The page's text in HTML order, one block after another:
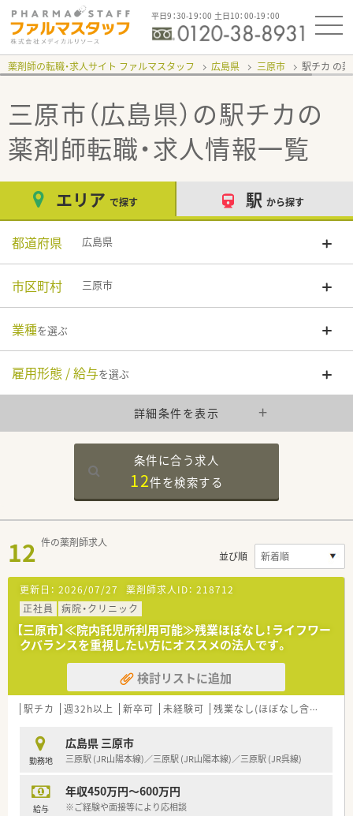
平日9：30-19：00 土日10：00-19：00
薬剤師の転職・求人サイト ファルマスタッフ 広島県 三原市 駅チカ
三原市（広島県）の駅チカの
薬剤師転職・求人情報一覧
エリア で探す 駅 から探す
都道府県 広島県
市区町村 三原市
業種を選ぶ
雇用形態 / 給与を選ぶ
詳細条件を表示
条件に合う求人
12件を検索する
12 件の薬剤師求人
並び順
更新日： 2026/07/27 薬剤師求人ID： 218712
正社員
病院・クリニック
【三原市】≪院内託児所利用可能≫残業ほぼなし！ライフワー
クバランスを重視したい方にオススメの法人です。
検討リストに追加
駅チカ 週32h以上 新卒可 未経験可 残業なし(ほぼなし含む)
勤務地
広島県 三原市
三原駅 (JR山陽本線)／三原駅 (JR山陽本線)／三原駅 (JR呉線)
給与
年収450万円～600万円
※ご経験や面接等により応相談